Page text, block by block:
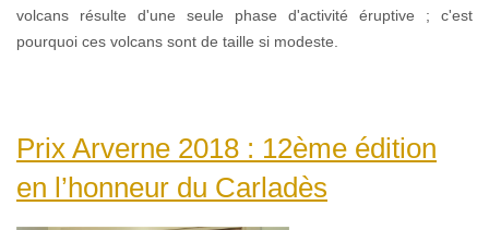
volcans résulte d'une seule phase d'activité éruptive ; c'est
pourquoi ces volcans sont de taille si modeste.
Prix Arverne 2018 : 12ème édition
en l’honneur du Carladès